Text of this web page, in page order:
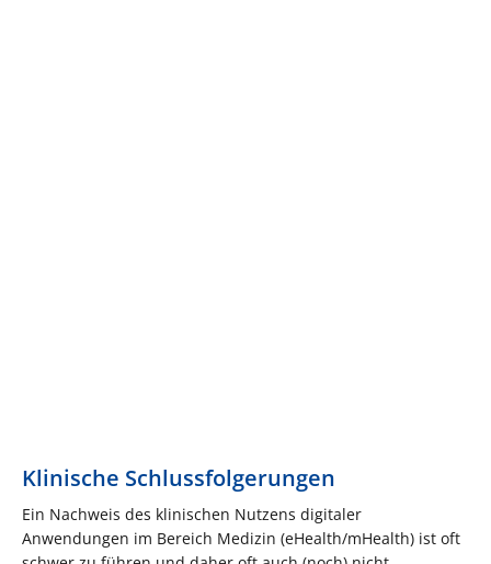
Klinische Schlussfolgerungen
Ein Nachweis des klinischen Nutzens digitaler
Anwendungen im Bereich Medizin (eHealth/mHealth) ist oft